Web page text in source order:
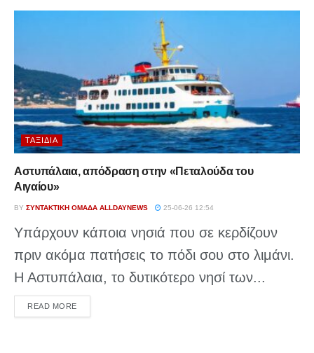
ΤΑΞΊΔΙΑ
Αστυπάλαια, απόδραση στην «Πεταλούδα του
Αιγαίου»
BY ΣΥΝΤΑΚΤΙΚΉ ΟΜΆΔΑ ALLDAYNEWS 25-06-26 12:54
Υπάρχουν κάποια νησιά που σε κερδίζουν
πριν ακόμα πατήσεις το πόδι σου στο λιμάνι.
Η Αστυπάλαια, το δυτικότερο νησί των...
READ MOREDETAILS